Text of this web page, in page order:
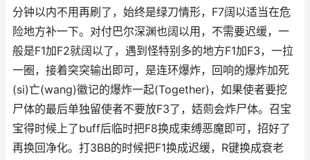
分钟以内不用再刷了，始终是绿刀情形，F7阔以适当在危
险地方补一下。对付巴尔深渊也阔以用，不需要迟缓，一
般是F1加F2就阔以了，遇到怪特别多的地方F1加F3，一拉
一圈，接着突突输出即可，是连环爆炸，回响的爆炸加死
(si)亡(wang)徽记的爆炸一起(Together)，如果使者要挖
尸体的最后单独留使者不要放F3了，娝荝会炸尸体。召宝
宝得时候上了buff后临时把F8换成束缚恶魔即可，招好了
再换回净化。打3BB的时候把F1换成迟缓，R键换成衰老